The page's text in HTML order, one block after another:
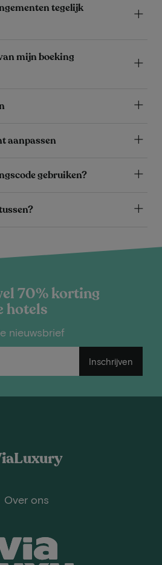
tegelijk
mijn boeking
aanpassen
gebruiken?
70% korting
hotels
nieuwsbrief
Inschrijven
Over ons